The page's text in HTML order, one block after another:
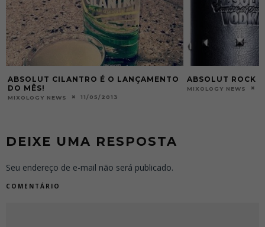
ABSOLUT CILANTRO É O LANÇAMENTO
DO MÊS!
MIXOLOGY NEWS 11/05/2013
ABSOLUT ROCK
MIXOLOGY NEWS
DEIXE UMA RESPOSTA
Seu endereço de e-mail não será publicado.
COMENTÁRIO